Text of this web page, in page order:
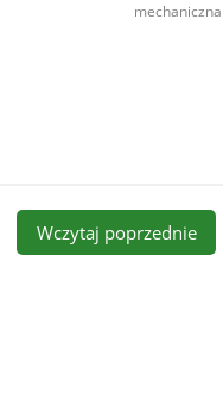
mechaniczna
Wczytaj poprzednie